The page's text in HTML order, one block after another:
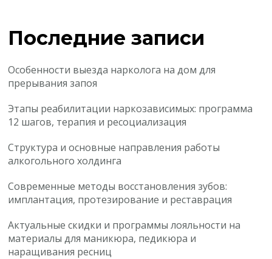
Последние записи
Особенности выезда нарколога на дом для
прерывания запоя
Этапы реабилитации наркозависимых: программа
12 шагов, терапия и ресоциализация
Структура и основные направления работы
алкогольного холдинга
Современные методы восстановления зубов:
имплантация, протезирование и реставрация
Актуальные скидки и программы лояльности на
материалы для маникюра, педикюра и
наращивания ресниц